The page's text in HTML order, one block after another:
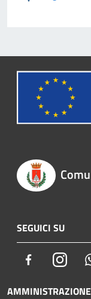
SEGUICI SU
Facebook
AMMINISTRAZIONE